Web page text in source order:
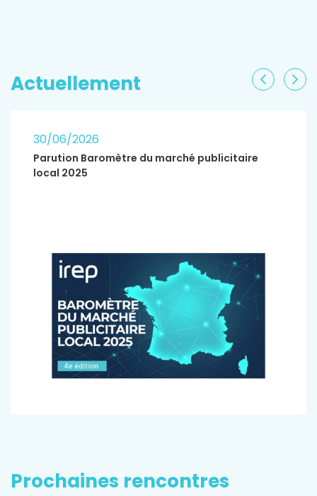
Actuellement
30/06/2026
Parution Baromètre du marché publicitaire
local 2025
Prochaines rencontres